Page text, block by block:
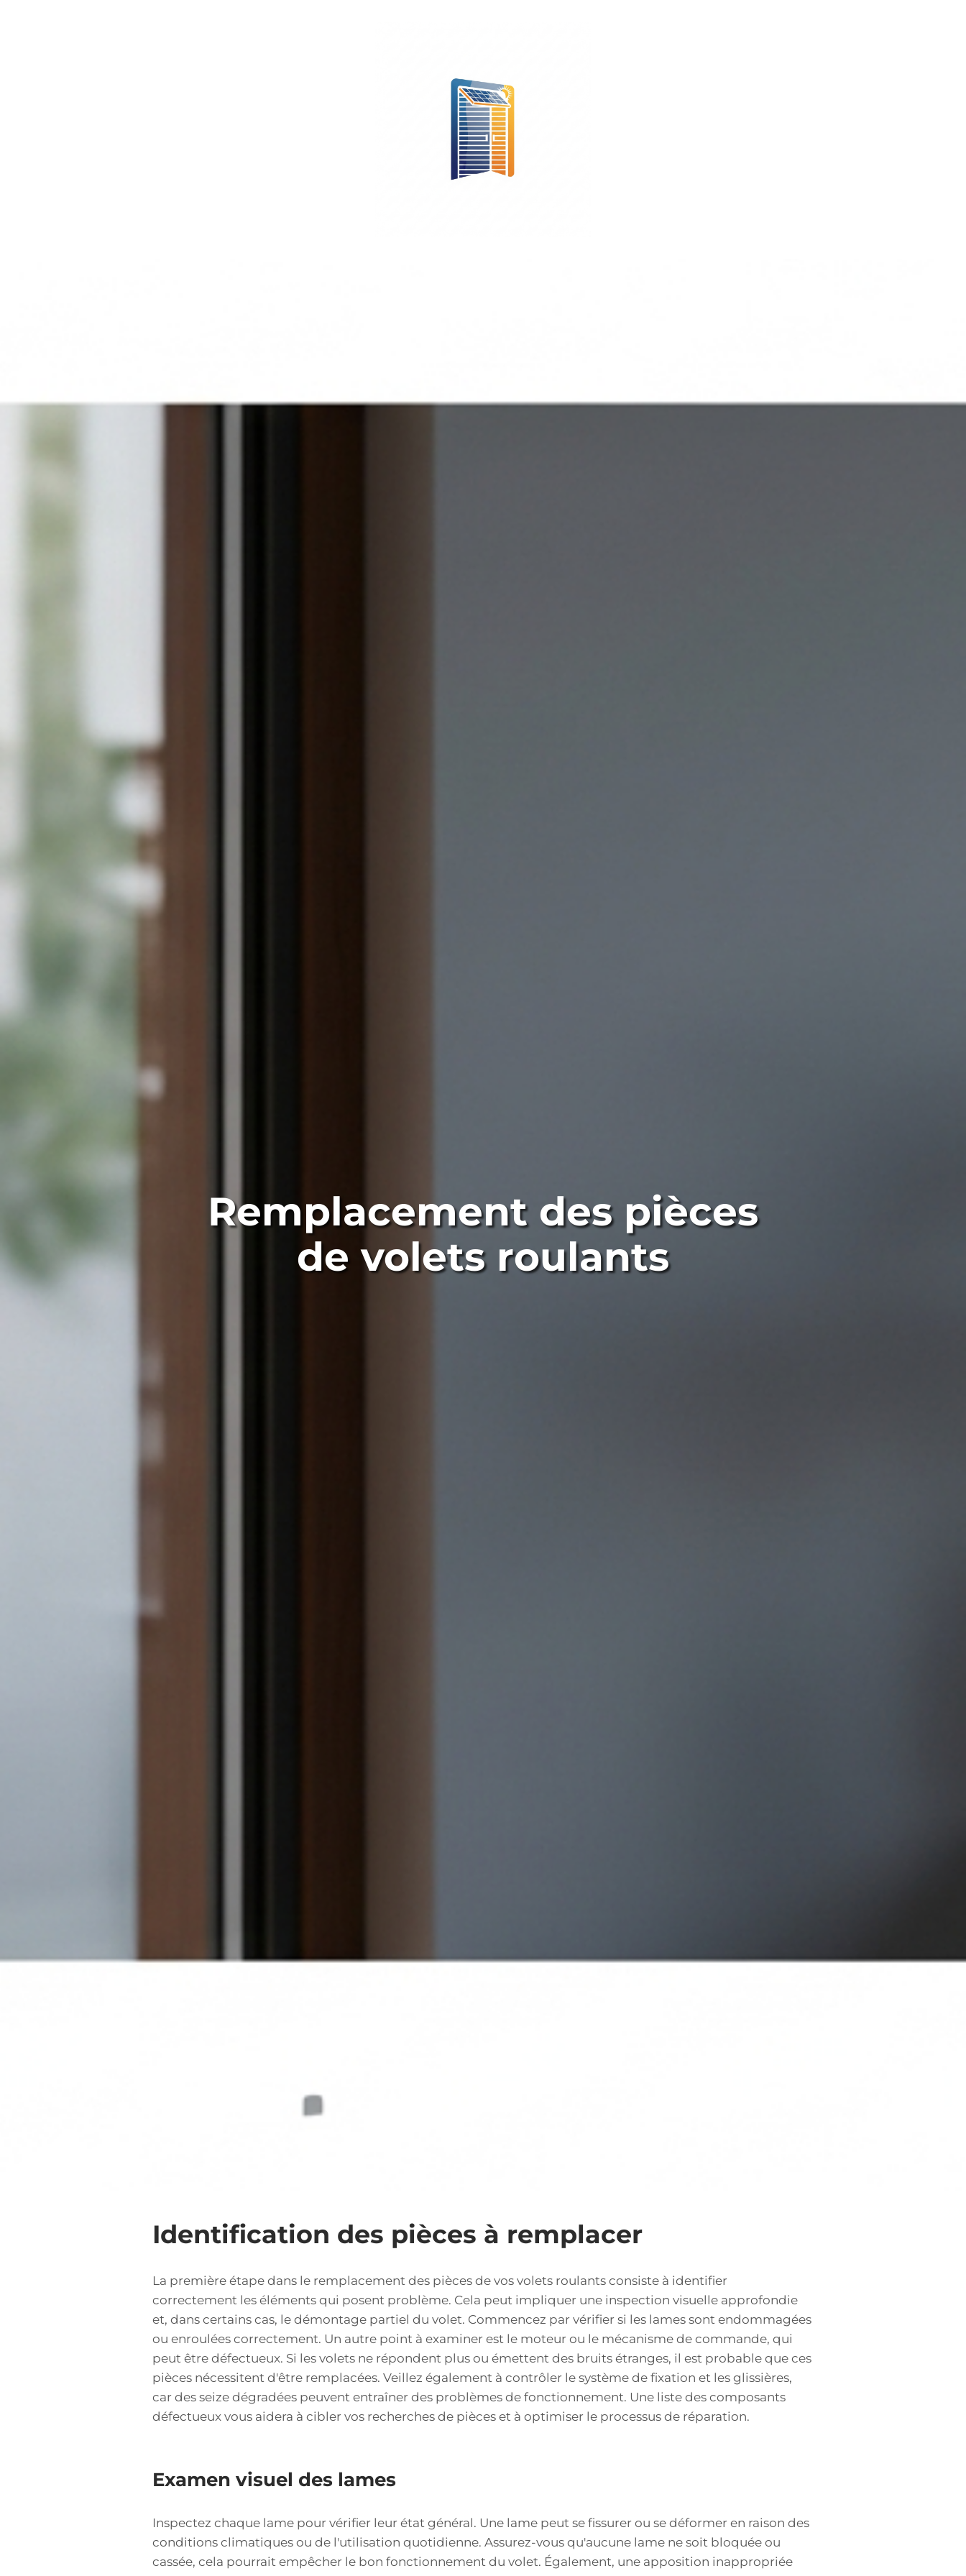
Remplacement des pièces
de volets roulants
Identification des pièces à remplacer
La première étape dans le remplacement des pièces de vos volets roulants consiste à identifier
correctement les éléments qui posent problème. Cela peut impliquer une inspection visuelle approfondie
et, dans certains cas, le démontage partiel du volet. Commencez par vérifier si les lames sont endommagées
ou enroulées correctement. Un autre point à examiner est le moteur ou le mécanisme de commande, qui
peut être défectueux. Si les volets ne répondent plus ou émettent des bruits étranges, il est probable que ces
pièces nécessitent d'être remplacées. Veillez également à contrôler le système de fixation et les glissières,
car des seize dégradées peuvent entraîner des problèmes de fonctionnement. Une liste des composants
défectueux vous aidera à cibler vos recherches de pièces et à optimiser le processus de réparation.
Examen visuel des lames
Inspectez chaque lame pour vérifier leur état général. Une lame peut se fissurer ou se déformer en raison des
conditions climatiques ou de l'utilisation quotidienne. Assurez-vous qu'aucune lame ne soit bloquée ou
cassée, cela pourrait empêcher le bon fonctionnement du volet. Également, une apposition inappropriée